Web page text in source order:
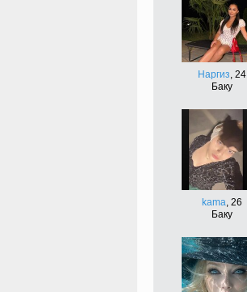
Наргиз, 24
Баку
kama, 26
Баку